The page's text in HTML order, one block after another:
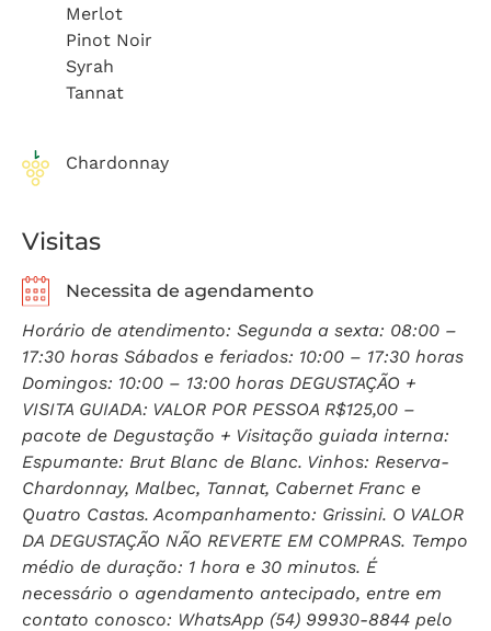
Merlot
Pinot Noir
Syrah
Tannat
Chardonnay
Visitas
Necessita de agendamento
Horário de atendimento: Segunda a sexta: 08:00 –
17:30 horas Sábados e feriados: 10:00 – 17:30 horas
Domingos: 10:00 – 13:00 horas DEGUSTAÇÃO +
VISITA GUIADA: VALOR POR PESSOA R$125,00 –
pacote de Degustação + Visitação guiada interna:
Espumante: Brut Blanc de Blanc. Vinhos: Reserva-
Chardonnay, Malbec, Tannat, Cabernet Franc e
Quatro Castas. Acompanhamento: Grissini. O VALOR
DA DEGUSTAÇÃO NÃO REVERTE EM COMPRAS. Tempo
médio de duração: 1 hora e 30 minutos. É
necessário o agendamento antecipado, entre em
contato conosco: WhatsApp (54) 99930-8844 pelo